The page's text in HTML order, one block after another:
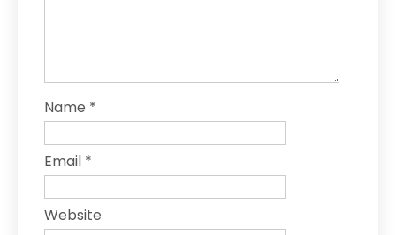
Name *
Email *
Website